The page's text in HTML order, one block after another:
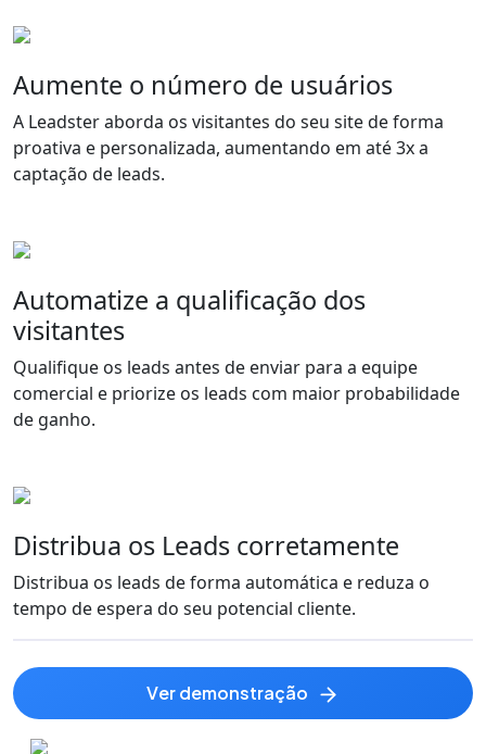
Aumente o número de usuários
A Leadster aborda os visitantes do seu site de forma
proativa e personalizada, aumentando em até 3x a
captação de leads.
Automatize a qualificação dos
visitantes
Qualifique os leads antes de enviar para a equipe
comercial e priorize os leads com maior probabilidade
de ganho.
Distribua os Leads corretamente
Distribua os leads de forma automática e reduza o
tempo de espera do seu potencial cliente.
ver demonstração